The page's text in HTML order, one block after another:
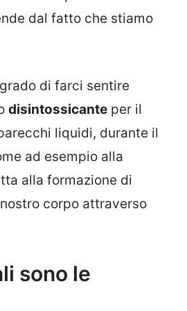
dal fatto che stiamo
di farci sentire
disintossicante per il
liquidi, durante il
ad esempio alla
alla formazione di
corpo attraverso
sono le